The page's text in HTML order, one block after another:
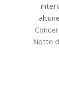
Notte